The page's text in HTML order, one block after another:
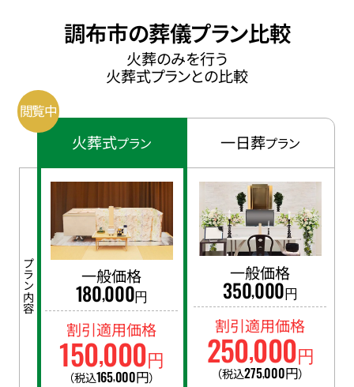
調布市の葬儀プラン比較
火葬のみを行う
火葬式プランとの比較
プラン内容
火葬式プラン
一般価格
180,000円
割引適用価格
150,000円
（税込165,000円）
一日葬プラン
一般価格
350,000円
割引適用価格
250,000円
（税込275,000円）